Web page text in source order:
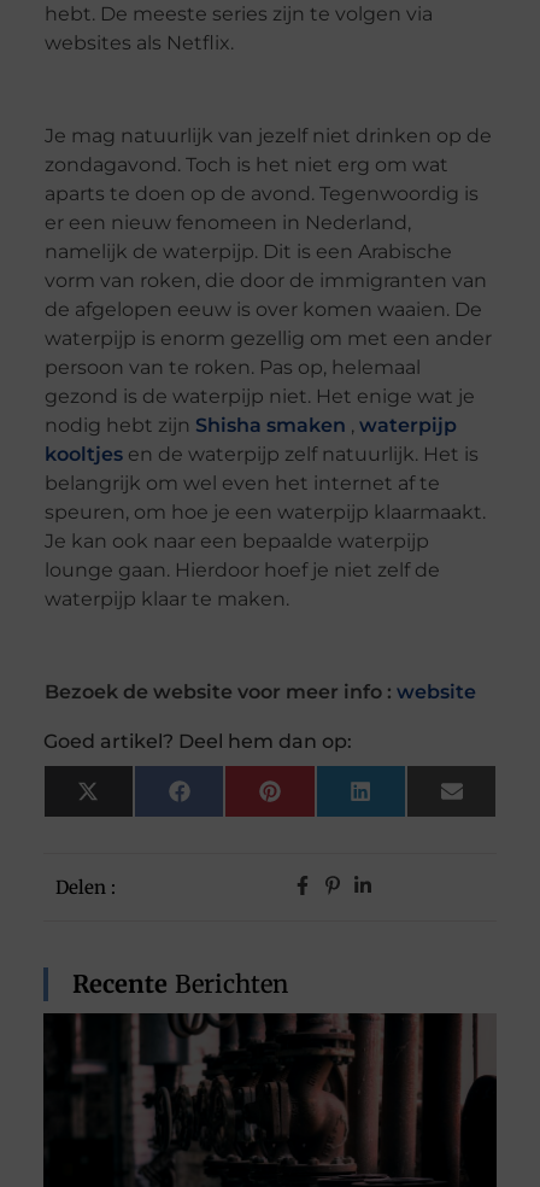
Delen :
Recente Berichten
hebt. De meeste series zijn te volgen via
websites als Netflix.
Je mag natuurlijk van jezelf niet drinken op de
zondagavond. Toch is het niet erg om wat
aparts te doen op de avond. Tegenwoordig is
er een nieuw fenomeen in Nederland,
namelijk de waterpijp. Dit is een Arabische
vorm van roken, die door de immigranten van
de afgelopen eeuw is over komen waaien. De
waterpijp is enorm gezellig om met een ander
persoon van te roken. Pas op, helemaal
gezond is de waterpijp niet. Het enige wat je
nodig hebt zijn Shisha smaken , waterpijp
kooltjesen de waterpijp zelf natuurlijk. Het is
belangrijk om wel even het internet af te
speuren, om hoe je een waterpijp klaarmaakt.
Je kan ook naar een bepaalde waterpijp
lounge gaan. Hierdoor hoef je niet zelf de
waterpijp klaar te maken.
Bezoek de website voor meer info : website
Goed artikel? Deel hem dan op:
X
(Twitter)
FacebookPinterestLinkedInEmail